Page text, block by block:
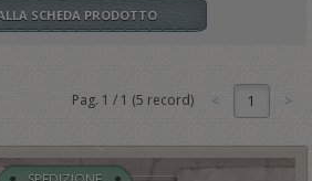
SCHEDA PRODOTTO
Pag. 1 / 1 (5 record) 1